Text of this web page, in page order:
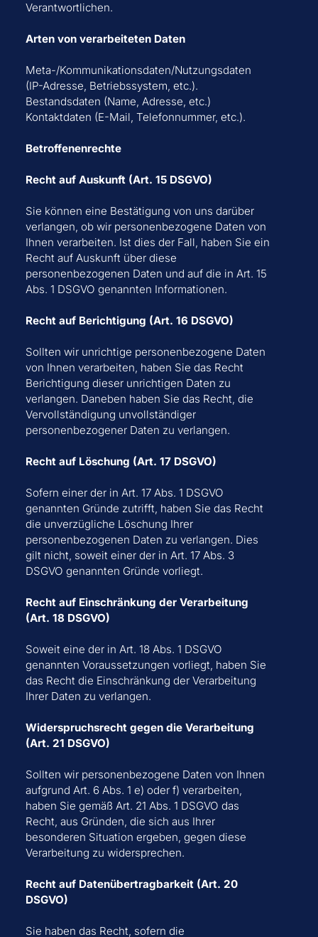
Verantwortlichen.
Arten von verarbeiteten Daten
Meta-/Kommunikationsdaten/Nutzungsdaten
(IP-Adresse, Betriebssystem, etc.).
Bestandsdaten (Name, Adresse, etc.)
Kontaktdaten (E-Mail, Telefonnummer, etc.).
Betroffenenrechte
Recht auf Auskunft (Art. 15 DSGVO)
Sie können eine Bestätigung von uns darüber
verlangen, ob wir personenbezogene Daten von
Ihnen verarbeiten. Ist dies der Fall, haben Sie ein
Recht auf Auskunft über diese
personenbezogenen Daten und auf die in Art. 15
Abs. 1 DSGVO genannten Informationen.
Recht auf Berichtigung (Art. 16 DSGVO)
Sollten wir unrichtige personenbezogene Daten
von Ihnen verarbeiten, haben Sie das Recht
Berichtigung dieser unrichtigen Daten zu
verlangen. Daneben haben Sie das Recht, die
Vervollständigung unvollständiger
personenbezogener Daten zu verlangen.
Recht auf Löschung (Art. 17 DSGVO)
Sofern einer der in Art. 17 Abs. 1 DSGVO
genannten Gründe zutrifft, haben Sie das Recht
die unverzügliche Löschung Ihrer
personenbezogenen Daten zu verlangen. Dies
gilt nicht, soweit einer der in Art. 17 Abs. 3
DSGVO genannten Gründe vorliegt.
Recht auf Einschränkung der Verarbeitung
(Art. 18 DSGVO)
Soweit eine der in Art. 18 Abs. 1 DSGVO
genannten Voraussetzungen vorliegt, haben Sie
das Recht die Einschränkung der Verarbeitung
Ihrer Daten zu verlangen.
Widerspruchsrecht gegen die Verarbeitung
(Art. 21 DSGVO)
Sollten wir personenbezogene Daten von Ihnen
aufgrund Art. 6 Abs. 1 e) oder f) verarbeiten,
haben Sie gemäß Art. 21 Abs. 1 DSGVO das
Recht, aus Gründen, die sich aus Ihrer
besonderen Situation ergeben, gegen diese
Verarbeitung zu widersprechen.
Recht auf Datenübertragbarkeit (Art. 20
DSGVO)
Sie haben das Recht, sofern die